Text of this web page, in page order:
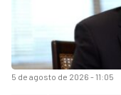
5 de agosto de 2026 - 11:05